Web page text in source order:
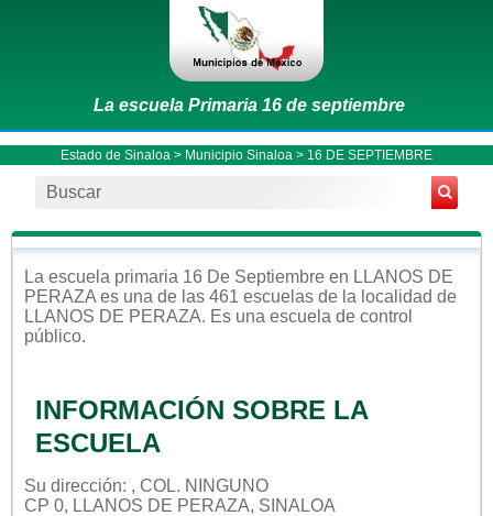
La escuela Primaria 16 de septiembre
Estado de Sinaloa > Municipio Sinaloa > 16 DE SEPTIEMBRE
La escuela primaria 16 De Septiembre en LLANOS DE
PERAZA es una de las 461 escuelas de la localidad de
LLANOS DE PERAZA. Es una escuela de control
público.
INFORMACIÓN SOBRE LA
ESCUELA
Su dirección: , COL. NINGUNO
CP 0, LLANOS DE PERAZA, SINALOA